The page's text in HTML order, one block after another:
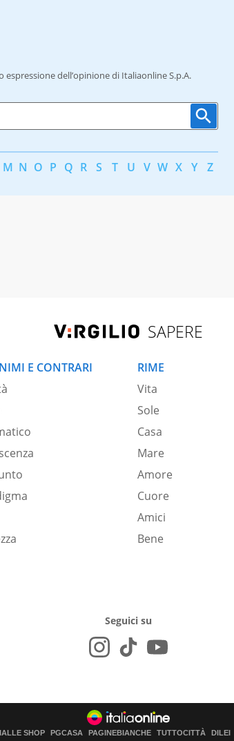
dell’opinione di Italiaonline S.p.A.
M N O P Q R S T U V W X Y Z
SAPERE
E CONTRARI
RIME
Vita
Sole
Casa
Mare
Amore
Cuore
Amici
Bene
Seguici su
SHOP PGCASA PAGINEBIANCHE TUTTOCITTÀ DILEI